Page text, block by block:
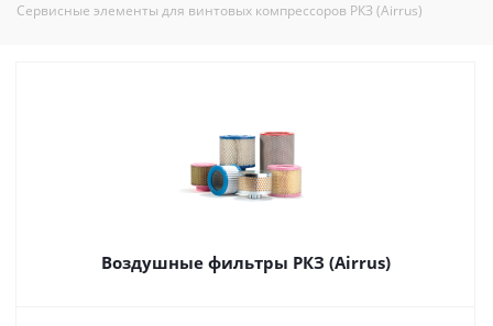
Сервисные элементы для винтовых компрессоров РКЗ (Airrus)
Воздушные фильтры РКЗ (Airrus)